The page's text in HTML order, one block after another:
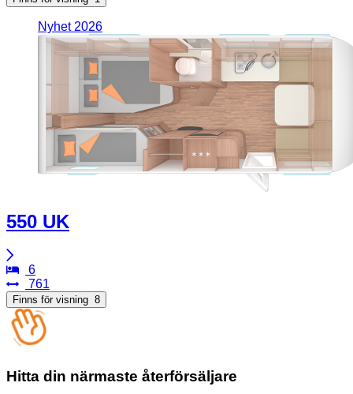
Nyhet 2026
550 UK
6
761
Finns för visning 8
Hitta din närmaste återförsäljare